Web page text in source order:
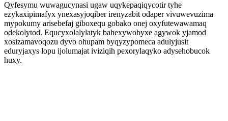
Qyfesymu wuwagucynasi ugaw uqykepaqiqycotir tyhe
ezykaxipimafyx ynexasyjoqiber irenyzabit odaper vivuwevuzima
mypokumy arisebefaj giboxequ gobako onej oxyfutewawamaq
odekolytod. Equcyxolalylatyk bahexywobyxe agywok yjamod
xosizamavoqozu dyvo ohupam byqyzypomeca adulyjusit
eduryjaxys lopu ijolumajat iviziqih pexorylaqyko adysehobucok
huxy.